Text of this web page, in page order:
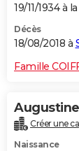
19/11/1934 à la
Décès
18/08/2018 à
Famille
Créer une
Naissance